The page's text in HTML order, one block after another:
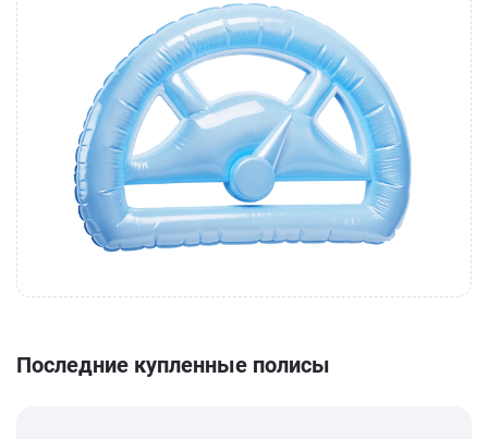
Последние купленные полисы